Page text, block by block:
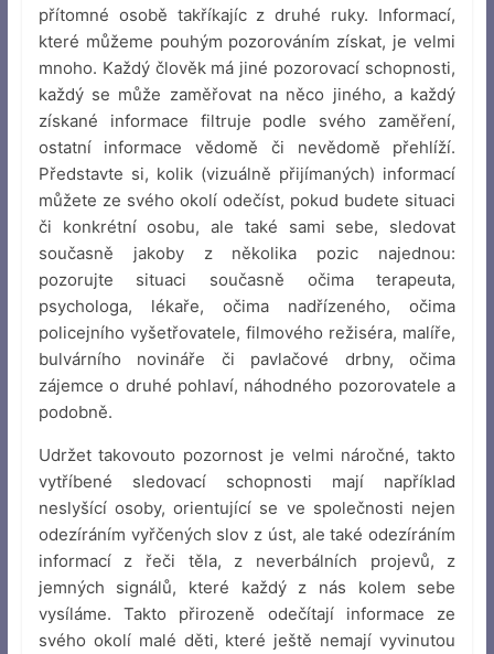
přítomné osobě takříkajíc z druhé ruky. Informací,
které můžeme pouhým pozorováním získat, je velmi
mnoho. Každý člověk má jiné pozorovací schopnosti,
každý se může zaměřovat na něco jiného, a každý
získané informace filtruje podle svého zaměření,
ostatní informace vědomě či nevědomě přehlíží.
Představte si, kolik (vizuálně přijímaných) informací
můžete ze svého okolí odečíst, pokud budete situaci
či konkrétní osobu, ale také sami sebe, sledovat
současně jakoby z několika pozic najednou:
pozorujte situaci současně očima terapeuta,
psychologa, lékaře, očima nadřízeného, očima
policejního vyšetřovatele, filmového režiséra, malíře,
bulvárního novináře či pavlačové drbny, očima
zájemce o druhé pohlaví, náhodného pozorovatele a
podobně.
Udržet takovouto pozornost je velmi náročné, takto
vytříbené sledovací schopnosti mají například
neslyšící osoby, orientující se ve společnosti nejen
odezíráním vyřčených slov z úst, ale také odezíráním
informací z řeči těla, z neverbálních projevů, z
jemných signálů, které každý z nás kolem sebe
vysíláme. Takto přirozeně odečítají informace ze
svého okolí malé děti, které ještě nemají vyvinutou